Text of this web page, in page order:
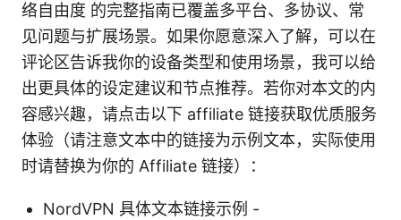
络自由度 的完整指南已覆盖多平台、多协议、常
见问题与扩展场景。如果你愿意深入了解，可以在
评论区告诉我你的设备类型和使用场景，我可以给
出更具体的设定建议和节点推荐。若你对本文的内
容感兴趣，请点击以下 affiliate 链接获取优质服务
体验（请注意文本中的链接为示例文本，实际使用
时请替换为你的 Affiliate 链接）：
NordVPN 具体文本链接示例 -